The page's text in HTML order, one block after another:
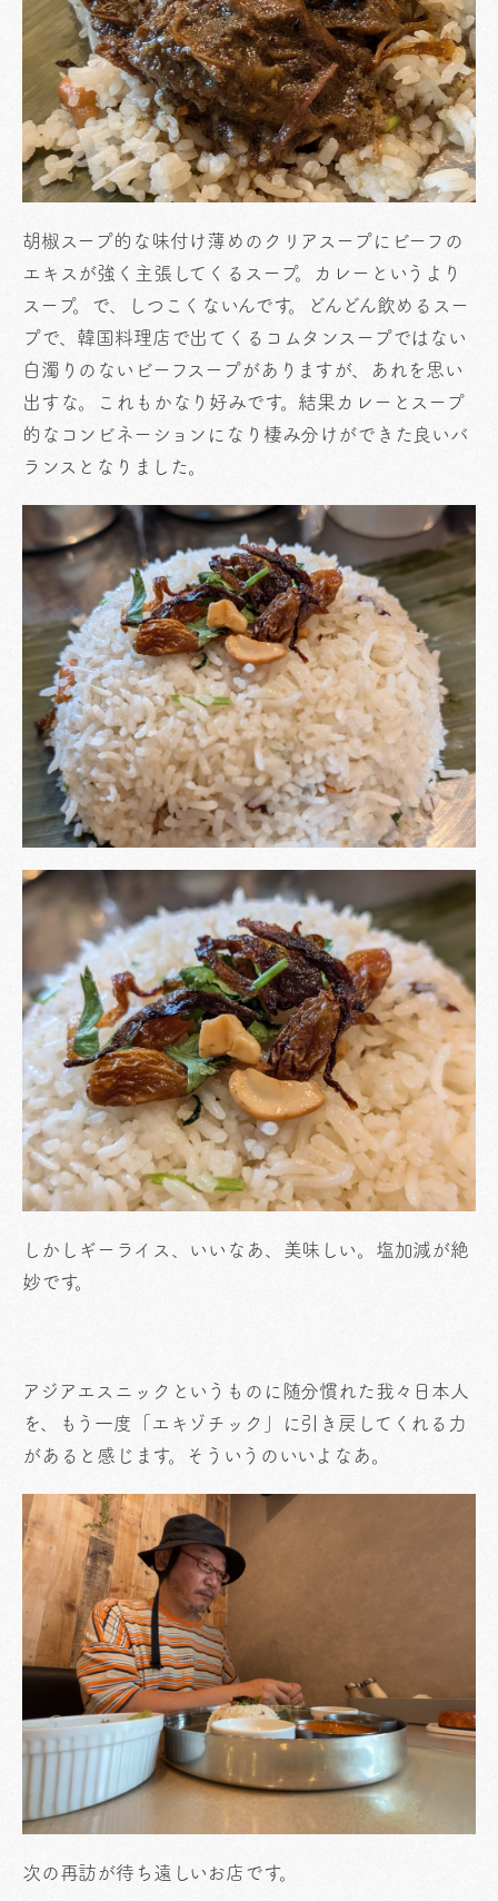
胡椒スープ的な味付け薄めのクリアスープにビーフの
エキスが強く主張してくるスープ。カレーというより
スープ。で、しつこくないんです。どんどん飲めるスー
プで、韓国料理店で出てくるコムタンスープではない
白濁りのないビーフスープがありますが、あれを思い
出すな。これもかなり好みです。結果カレーとスープ
的なコンビネーションになり棲み分けができた良いバ
ランスとなりました。
しかしギーライス、いいなあ、美味しい。塩加減が絶
妙です。
アジアエスニックというものに随分慣れた我々日本人
を、もう一度「エキゾチック」に引き戻してくれる力
があると感じます。そういうのいいよなあ。
次の再訪が待ち遠しいお店です。